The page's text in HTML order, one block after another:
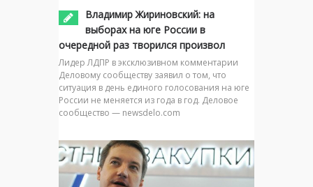
Владимир Жириновский: на
выборах на юге России в
очередной раз творился произвол
Лидер ЛДПР в эксклюзивном комментарии
Деловому сообществу заявил о том, что
ситуация в день единого голосования на юге
России не меняется из года в год. Деловое
сообщество — newsdelo.com